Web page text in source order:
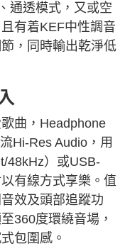
通透模式，又或空
有着KEF中性調音
，同時輸出乾淨低
曲，Headphone
Hi-Res Audio，用
48kHz）或USB-
有線方式享樂。值
效及頭部追蹤功
360度環繞音場，
包圍感。